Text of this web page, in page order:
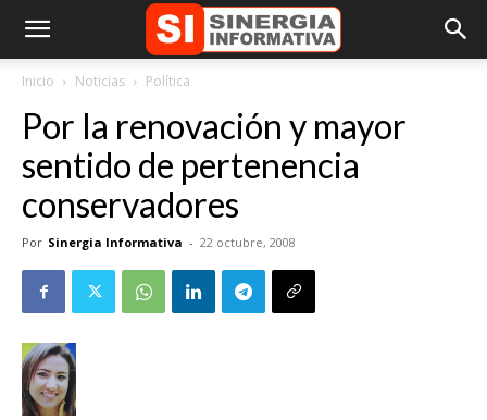
Inicio Noticias Política
Por la renovación y mayor
sentido de pertenencia
conservadores
Por Sinergia Informativa - 22 octubre, 2008